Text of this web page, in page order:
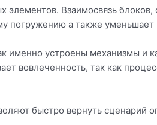
элементов. Взаимосвязь блоков,
погружению а также уменьшает
именно устроены механизмы и
вовлеченность, так как
быстро вернуть сценарий